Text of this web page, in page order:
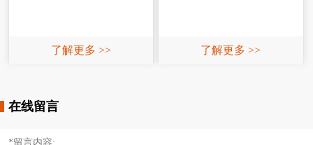
了解更多 >> 了解更多 >>
在线留言